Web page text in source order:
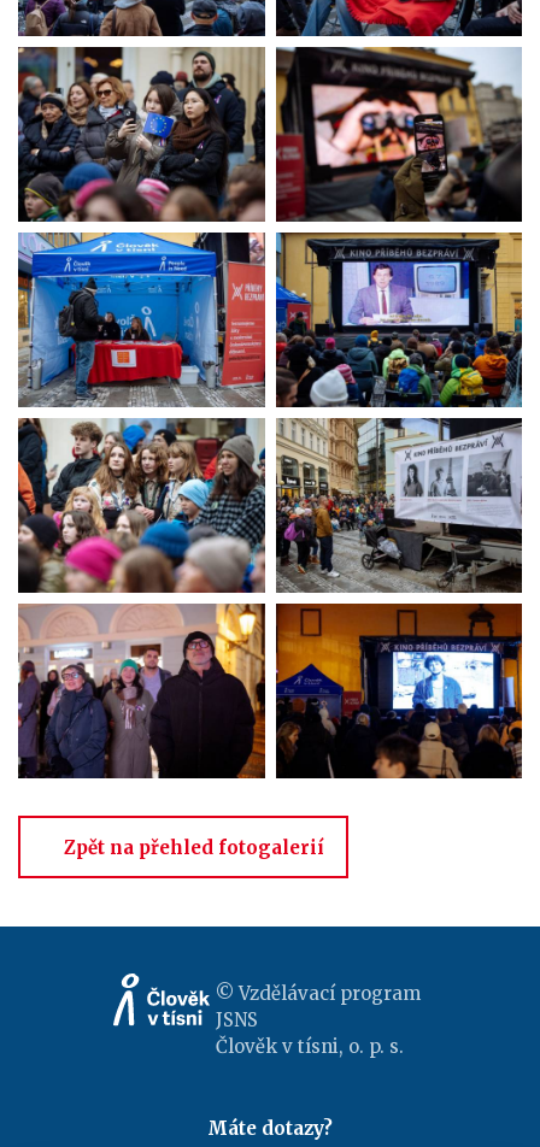
Zpět na přehled fotogalerií
© Vzdělávací program
JSNS
Člověk v tísni, o. p. s.
Máte dotazy?